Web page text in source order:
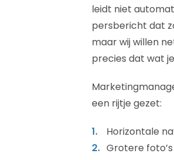
leidt niet
persbericht dat
maar wij willen
precies dat wat
een rijtje gezet:
Horizontale
Grotere